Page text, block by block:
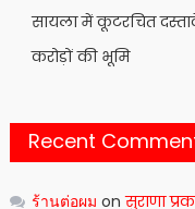
सायला में कूटरचित
करोड़ों की भूमि
Recent
ร้านต่อผม onसुराणा